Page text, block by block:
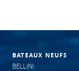
BATEAUX NEUFS
BELLINI